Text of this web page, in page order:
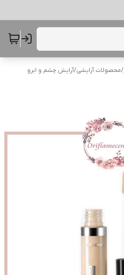
/محصولات آرایشی/آرایش چشم و ابرو